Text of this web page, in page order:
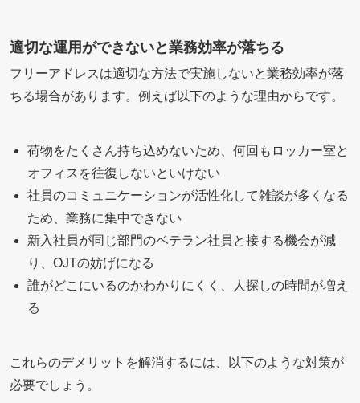
適切な運用ができないと業務効率が落ちる
フリーアドレスは適切な方法で実施しないと業務効率が落
ちる場合があります。例えば以下のような理由からです。
荷物をたくさん持ち込めないため、何回もロッカー室と
オフィスを往復しないといけない
社員のコミュニケーションが活性化して雑談が多くなる
ため、業務に集中できない
新入社員が同じ部門のベテラン社員と接する機会が減
り、OJTの妨げになる
誰がどこにいるのかわかりにくく、人探しの時間が増え
る
これらのデメリットを解消するには、以下のような対策が
必要でしょう。